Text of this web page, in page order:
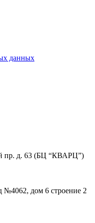
данных
пр. д. 63 (БЦ “КВАРЦ”)
№4062, дом 6 строение 2